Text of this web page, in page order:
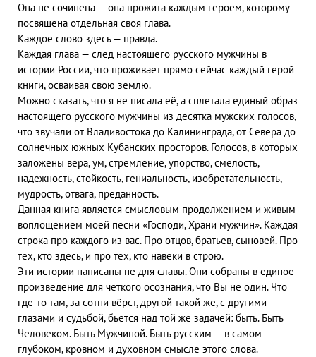
Она не сочинена — она прожита каждым героем, которому
посвящена отдельная своя глава.
Каждое слово здесь — правда.
Каждая глава — след настоящего русского мужчины в
истории России, что проживает прямо сейчас каждый герой
книги, осваивая свою землю.
Можно сказать, что я не писала её, а сплетала единый образ
настоящего русского мужчины из десятка мужских голосов,
что звучали от Владивостока до Калининграда, от Севера до
солнечных южных Кубанских просторов. Голосов, в которых
заложены вера, ум, стремление, упорство, смелость,
надежность, стойкость, гениальность, изобретательность,
мудрость, отвага, преданность.
Данная книга является смысловым продолжением и живым
воплощением моей песни «Господи, Храни мужчин». Каждая
строка про каждого из вас. Про отцов, братьев, сыновей. Про
тех, кто здесь, и про тех, кто навеки в строю.
Эти истории написаны не для славы. Они собраны в единое
произведение для четкого осознания, что Вы не один. Что
где-то там, за сотни вёрст, другой такой же, с другими
глазами и судьбой, бьётся над той же задачей: быть. Быть
Человеком. Быть Мужчиной. Быть русским — в самом
глубоком, кровном и духовном смысле этого слова.